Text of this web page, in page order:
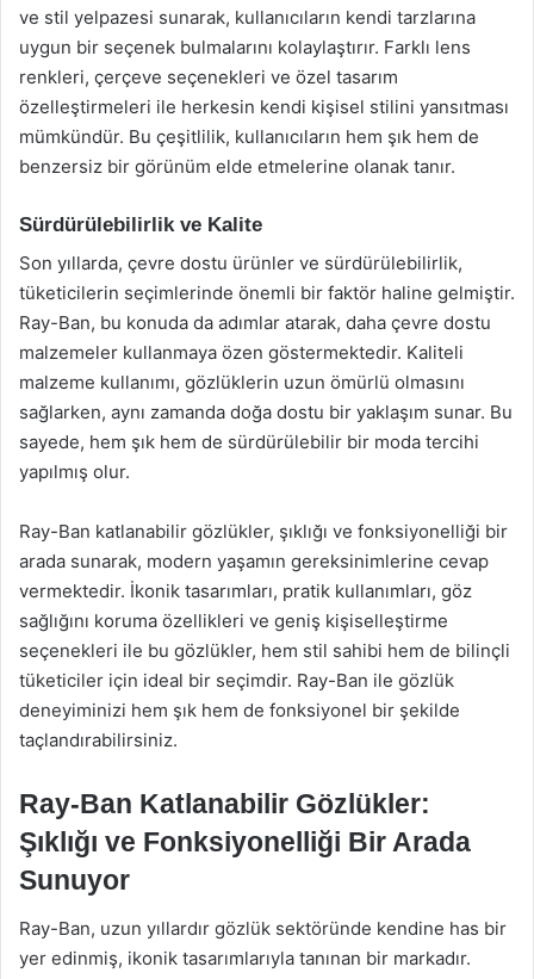
ve stil yelpazesi sunarak, kullanıcıların kendi tarzlarına
uygun bir seçenek bulmalarını kolaylaştırır. Farklı lens
renkleri, çerçeve seçenekleri ve özel tasarım
özelleştirmeleri ile herkesin kendi kişisel stilini yansıtması
mümkündür. Bu çeşitlilik, kullanıcıların hem şık hem de
benzersiz bir görünüm elde etmelerine olanak tanır.
Sürdürülebilirlik ve Kalite
Son yıllarda, çevre dostu ürünler ve sürdürülebilirlik,
tüketicilerin seçimlerinde önemli bir faktör haline gelmiştir.
Ray-Ban, bu konuda da adımlar atarak, daha çevre dostu
malzemeler kullanmaya özen göstermektedir. Kaliteli
malzeme kullanımı, gözlüklerin uzun ömürlü olmasını
sağlarken, aynı zamanda doğa dostu bir yaklaşım sunar. Bu
sayede, hem şık hem de sürdürülebilir bir moda tercihi
yapılmış olur.
Ray-Ban katlanabilir gözlükler, şıklığı ve fonksiyonelliği bir
arada sunarak, modern yaşamın gereksinimlerine cevap
vermektedir. İkonik tasarımları, pratik kullanımları, göz
sağlığını koruma özellikleri ve geniş kişiselleştirme
seçenekleri ile bu gözlükler, hem stil sahibi hem de bilinçli
tüketiciler için ideal bir seçimdir. Ray-Ban ile gözlük
deneyiminizi hem şık hem de fonksiyonel bir şekilde
taçlandırabilirsiniz.
Ray-Ban Katlanabilir Gözlükler:
Şıklığı ve Fonksiyonelliği Bir Arada
Sunuyor
Ray-Ban, uzun yıllardır gözlük sektöründe kendine has bir
yer edinmiş, ikonik tasarımlarıyla tanınan bir markadır.